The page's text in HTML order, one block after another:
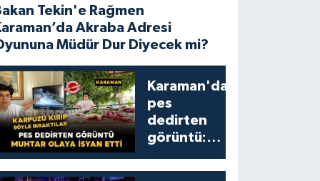
Tekin'e Rağmen
Akraba Adresi
Müdür Dur Diyecek mi?
Karaman'da
pes
dedirten
görüntü:
yumruklayıp